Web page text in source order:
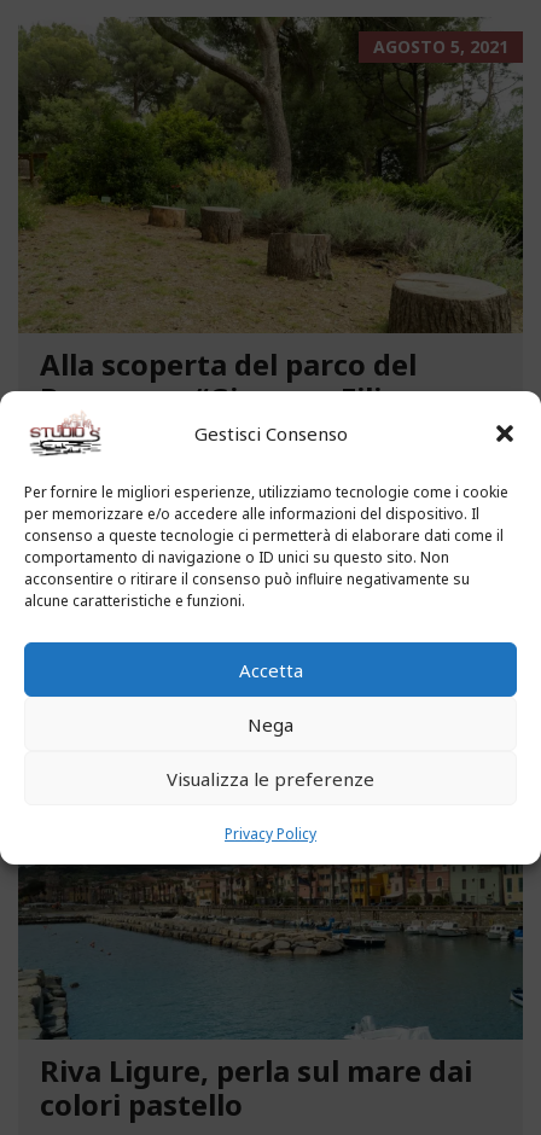
Gestisci Consenso
Per fornire le migliori esperienze, utilizziamo tecnologie come i cookie
per memorizzare e/o accedere alle informazioni del dispositivo. Il
consenso a queste tecnologie ci permetterà di elaborare dati come il
comportamento di navigazione o ID unici su questo sito. Non
acconsentire o ritirare il consenso può influire negativamente su
alcune caratteristiche e funzioni.
Accetta
Nega
Visualizza le preferenze
Privacy Policy
AGOSTO 5, 2021
Alla scoperta del parco del
Benessere “Giacomo Filippo
Novaro” a Costarainera
paradiso affascina i visitatori. Stiamo parlando del
Parco del Benessere “Giacomo Filippo Novaro” di
Costarainera nella Riviera dei Fiori. Un tempo
parco degli ex ospedali Novaro e...
Riva Ligure, perla sul mare dai
colori pastello